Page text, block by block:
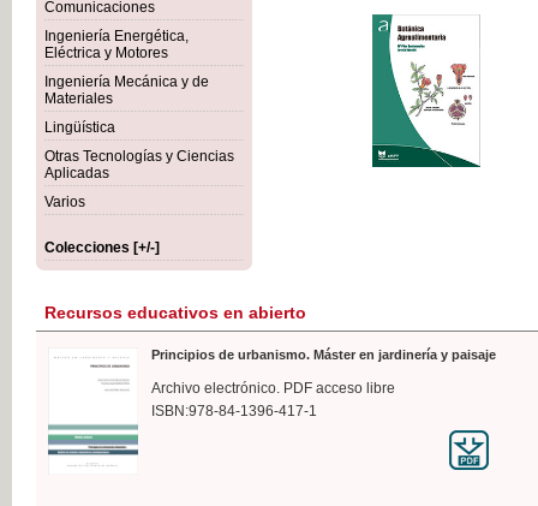
Comunicaciones
Ingeniería Energética,
Eléctrica y Motores
Ingeniería Mecánica y de
Materiales
Lingüística
Otras Tecnologías y Ciencias
Aplicadas
Varios
Colecciones [+/-]
Recursos educativos en abierto
Principios de urbanismo. Máster en jardinería y paisaje
Archivo electrónico. PDF acceso libre
ISBN:978-84-1396-417-1